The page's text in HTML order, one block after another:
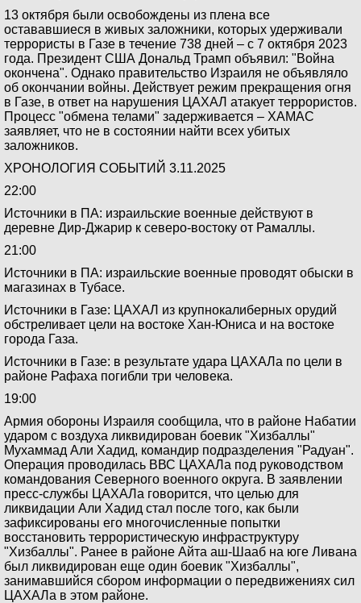
13 октября были освобождены из плена все
остававшиеся в живых заложники, которых удерживали
террористы в Газе в течение 738 дней – с 7 октября 2023
года. Президент США Дональд Трамп объявил: "Война
окончена". Однако правительство Израиля не объявляло
об окончании войны. Действует режим прекращения огня
в Газе, в ответ на нарушения ЦАХАЛ атакует террористов.
Процесс "обмена телами" задерживается – ХАМАС
заявляет, что не в состоянии найти всех убитых
заложников.
ХРОНОЛОГИЯ СОБЫТИЙ 3.11.2025
22:00
Источники в ПА: израильские военные действуют в
деревне Дир-Джарир к северо-востоку от Рамаллы.
21:00
Источники в ПА: израильские военные проводят обыски в
магазинах в Тубасе.
Источники в Газе: ЦАХАЛ из крупнокалиберных орудий
обстреливает цели на востоке Хан-Юниса и на востоке
города Газа.
Источники в Газе: в результате удара ЦАХАЛа по цели в
районе Рафаха погибли три человека.
19:00
Армия обороны Израиля сообщила, что в районе Набатии
ударом с воздуха ликвидирован боевик "Хизбаллы"
Мухаммад Али Хадид, командир подразделения "Радуан".
Операция проводилась ВВС ЦАХАЛа под руководством
командования Северного военного округа. В заявлении
пресс-службы ЦАХАЛа говорится, что целью для
ликвидации Али Хадид стал после того, как были
зафиксированы его многочисленные попытки
восстановить террористическую инфраструктуру
"Хизбаллы". Ранее в районе Айта аш-Шааб на юге Ливана
был ликвидирован еще один боевик "Хизбаллы",
занимавшийся сбором информации о передвижениях сил
ЦАХАЛа в этом районе.